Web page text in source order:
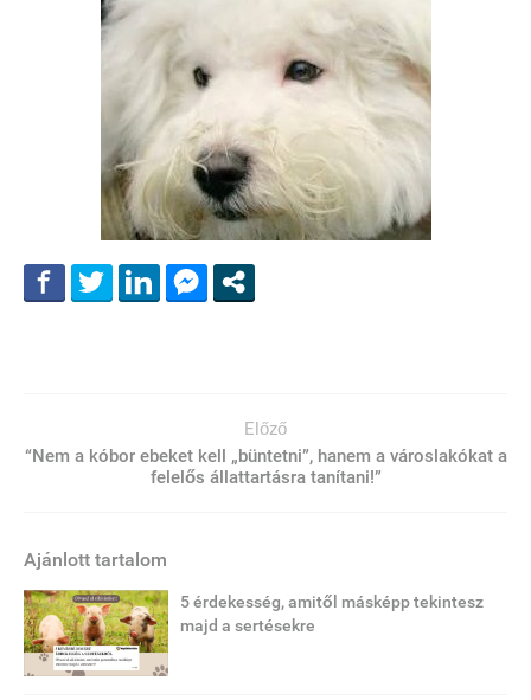
Előző
“Nem a kóbor ebeket kell „büntetni”, hanem a városlakókat a
felelős állattartásra tanítani!”
Ajánlott tartalom
5 érdekesség, amitől másképp tekintesz
majd a sertésekre